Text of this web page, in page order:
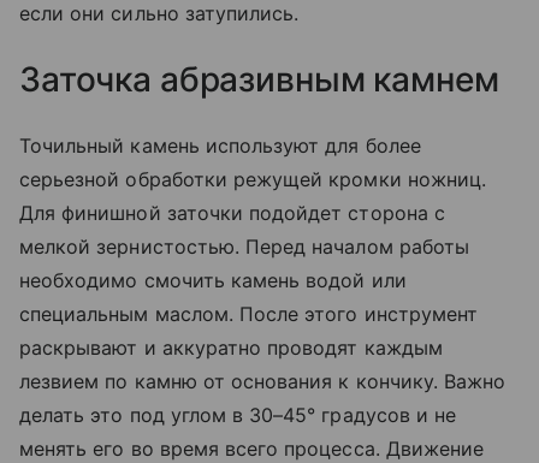
если они сильно затупились.
Заточка абразивным камнем
Точильный камень используют для более
серьезной обработки режущей кромки ножниц.
Для финишной заточки подойдет сторона с
мелкой зернистостью. Перед началом работы
необходимо смочить камень водой или
специальным маслом. После этого инструмент
раскрывают и аккуратно проводят каждым
лезвием по камню от основания к кончику. Важно
делать это под углом в 30–45° градусов и не
менять его во время всего процесса. Движение